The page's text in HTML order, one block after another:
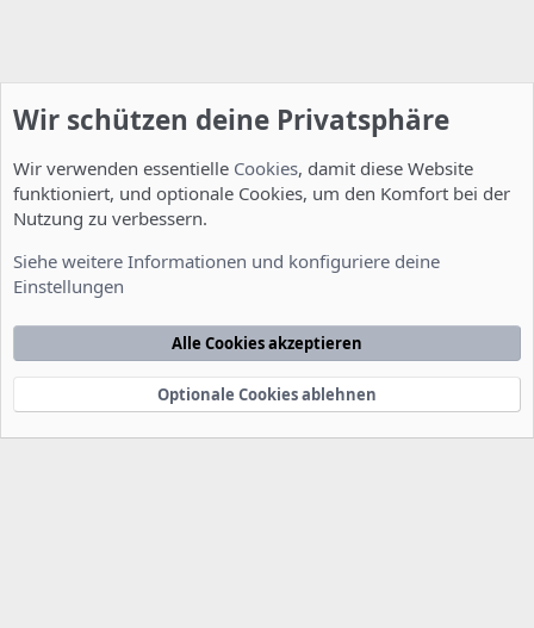
Nutzungsbedingungen Datenschutzerklärung
Startseite
e
Community platform by XenForo® © 2010-2022 XenForo Ltd.
xenDach©2010-2014
Wir schützen deine Privatsphäre
Wir verwenden essentielle Cookies, damit diese Website
funktioniert, und optionale Cookies, um den Komfort bei der
Nutzung zu verbessern.
Siehe weitere Informationen und konfiguriere deine
Einstellungen
Alle Cookies akzeptieren
Optionale Cookies ablehnen